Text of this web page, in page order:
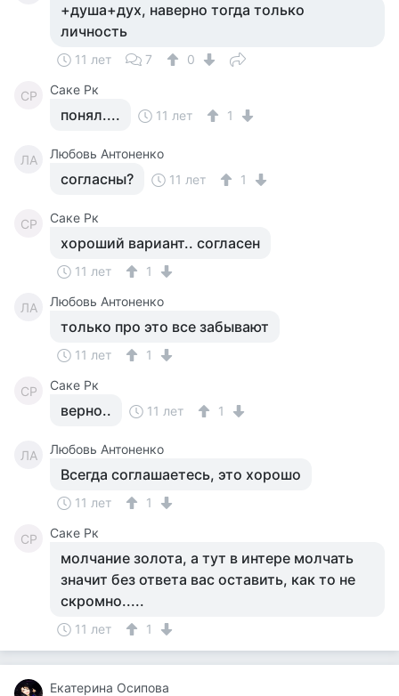
+душа+дух, наверно тогда только
личность
11 лет 7 0
СР Саке Рк
понял.... 11 лет 1
ЛА Любовь Антоненко
согласны? 11 лет 1
СР Саке Рк
хороший вариант.. согласен
11 лет 1
ЛА Любовь Антоненко
только про это все забывают
11 лет 1
СР Саке Рк
верно.. 11 лет 1
ЛА Любовь Антоненко
Всегда соглашаетесь, это хорошо
11 лет 1
СР Саке Рк
молчание золота, а тут в интере молчать
значит без ответа вас оставить, как то не
скромно.....
11 лет 1
Екатерина Осипова